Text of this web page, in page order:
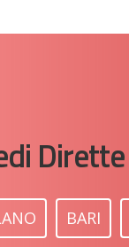
Dirette
BARI